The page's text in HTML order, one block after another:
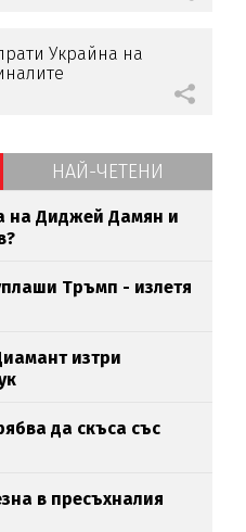
Украйна на
НАЙ-ЧЕТЕНИ
на Диджей Дамян и
Тръмп - излетя
изтри
да скъса със
в пресъхналия